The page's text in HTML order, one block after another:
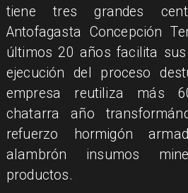
tiene tres grandes
Antofagasta Concepción
últimos 20 años facilita
ejecución del proceso
empresa reutiliza más
chatarra año
refuerzo hormigón
alambrón insumos
productos.